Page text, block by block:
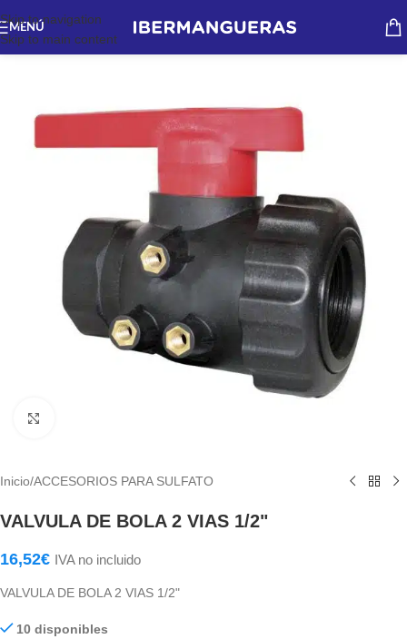
Skip to navigation
Skip to main content
MENÚ
Inicio/ACCESORIOS PARA SULFATO
VALVULA DE BOLA 2 VIAS 1/2"
16,52€ IVA no incluido
VALVULA DE BOLA 2 VIAS 1/2"
10 disponibles